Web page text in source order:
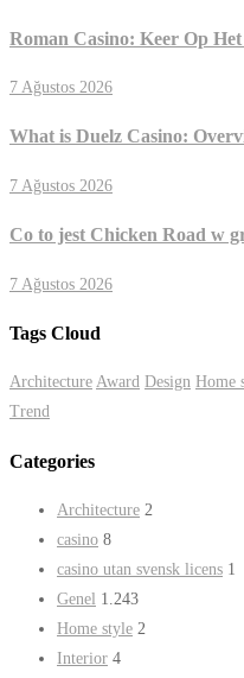
Roman Casino: Keer Op
7 Ağustos 2026
What is Duelz Casino:
7 Ağustos 2026
Co to jest Chicken Road w
7 Ağustos 2026
Tags Cloud
Architecture Award Design Home
Trend
Categories
Architecture 2
casino 8
casino utan svensk licens 1
Genel 1.243
Home style 2
Interior 4